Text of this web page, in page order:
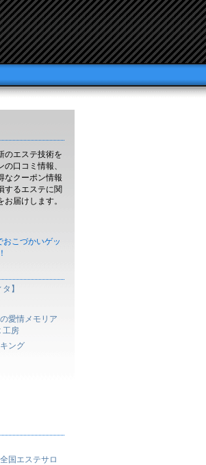
のエステ技術を
口コミ情報、
なクーポン情報
するエステに関
届けします。
】
愛情メモリア
工房
ング
国エステサロ